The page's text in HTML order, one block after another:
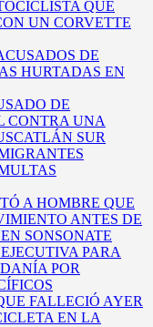
QUE
UN CORVETTE
DE
HURTADAS EN
DE
CONTRA UNA
SUR
A HOMBRE QUE
ANTES DE
SONSONATE
PARA
POR
FALLECIÓ AYER
EN LA